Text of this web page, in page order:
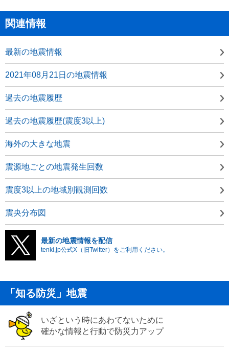
関連情報
最新の地震情報
2021年08月21日の地震情報
過去の地震履歴
過去の地震履歴(震度3以上)
海外の大きな地震
震源地ごとの地震発生回数
震度3以上の地域別観測回数
震央分布図
最新の地震情報を配信
tenki.jp公式X（旧Twitter）をご利用ください。
「知る防災」地震
いざという時にあわてないために
確かな情報と行動で防災力アップ